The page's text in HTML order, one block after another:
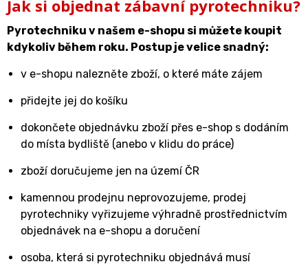
Jak si objednat zábavní pyrotechniku?
Pyrotechniku v našem e-shopu si můžete koupit
kdykoliv během roku. Postup je velice snadný:
v e-shopu nalezněte zboží, o které máte zájem
přidejte jej do košíku
dokončete objednávku zboží přes e-shop s dodáním
do místa bydliště (anebo v klidu do práce)
zboží doručujeme jen na území ČR
kamennou prodejnu neprovozujeme, prodej
pyrotechniky vyřizujeme výhradně prostřednictvím
objednávek na e-shopu a doručení
osoba, která si pyrotechniku objednává musí